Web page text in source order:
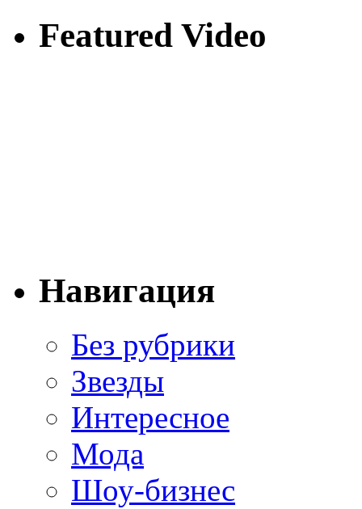
Featured Video
Навигация
Без рубрики
Звезды
Интересное
Мода
Шоу-бизнес